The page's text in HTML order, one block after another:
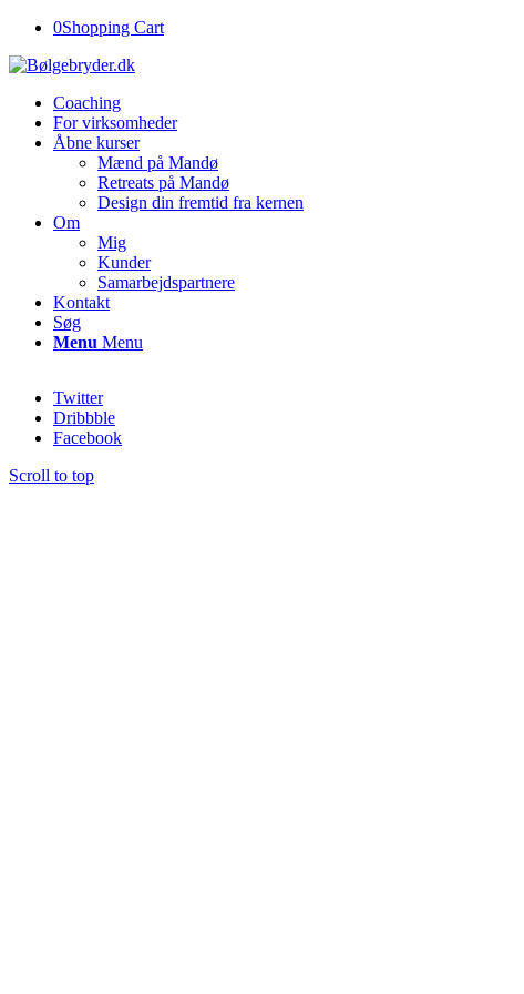
0Shopping Cart
Coaching
For virksomheder
Åbne kurser
Mænd på Mandø
Retreats på Mandø
Design din fremtid fra kernen
Om
Mig
Kunder
Samarbejdspartnere
Kontakt
Søg
Menu Menu
Twitter
Dribbble
Facebook
Scroll to top